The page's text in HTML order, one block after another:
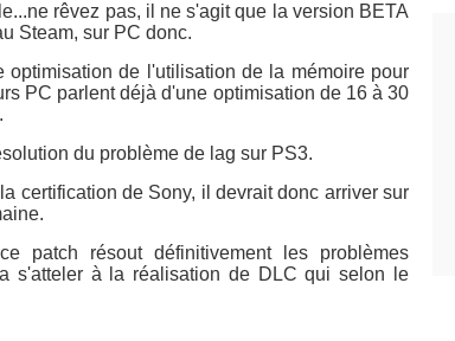
rêvez pas, il ne s'agit que la version BETA
Steam, sur PC donc.
optimisation de l'utilisation de la mémoire pour
PC parlent déjà d'une optimisation de 16 à 30
du problème de lag sur PS3.
certification de Sony, il devrait donc arriver sur
patch résout définitivement les problèmes
s'atteler à la réalisation de DLC qui selon le